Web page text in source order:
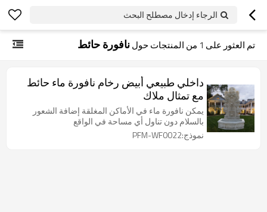
الرجاء إدخال مصطلح البحث
تم العثور على 1 من المنتجات حولنافورة حائط
داخلي طبيعي أبيض رخام نافورة ماء حائط
مع تمثال ملاك
يمكن نافورة ماء في الأماكن المغلقة إضافة الشعور
بالسلام دون تناول أي مساحة في الواقع
نموذج:PFM-WF0022